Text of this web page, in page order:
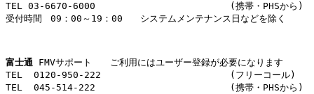
TEL 03-6670-6000			(携帯・PHSから)
受付時間	09：00～19：00	システムメンテナンス日などを除く
富士通 FMVサポート　　ご利用にはユーザー登録が必要になります
TEL  0120-950-222			(フリーコール)
TEL  045-514-222			(携帯・PHSから)